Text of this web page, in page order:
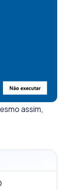
assim,